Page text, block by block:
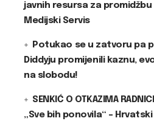
javnih resursa za
Medijski Servis
Potukao se u zatvoru pa
Diddyju promijenili kaznu,
na slobodu!
SENKIĆ O OTKAZIMA
„Sve bih ponovila“ –